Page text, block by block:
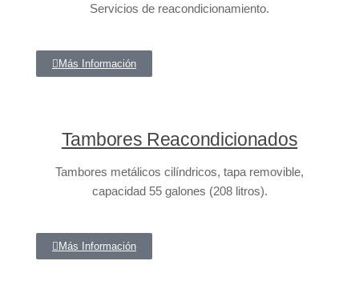
Servicios de reacondicionamiento.
Más Información
Tambores Reacondicionados
Tambores metálicos cilíndricos, tapa removible,
capacidad 55 galones (208 litros).
Más Información